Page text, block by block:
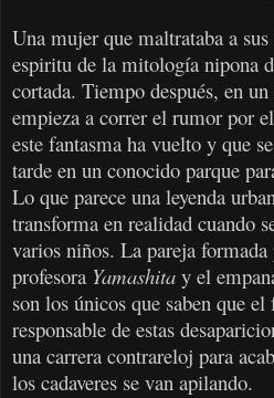
Una mujer que maltrataba a
espiritu de la mitología nipona
cortada. Tiempo después, en
empieza a correr el rumor por
este fantasma ha vuelto y que
tarde en un conocido parque
Lo que parece una leyenda
transforma en realidad cuando
varios niños. La pareja
profesora Yamashita y el
son los únicos que saben que el
responsable de estas
una carrera contrareloj para
los cadaveres se van apilando.